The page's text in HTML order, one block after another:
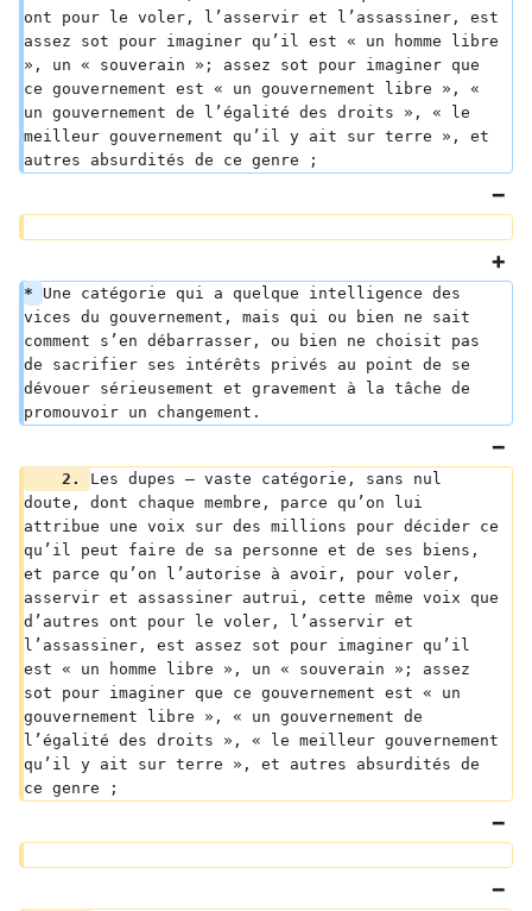
ont pour le voler, l’asservir et l’assassiner, est
assez sot pour imaginer qu’il est « un homme libre
», un « souverain »; assez sot pour imaginer que
ce gouvernement est « un gouvernement libre », «
un gouvernement de l’égalité des droits », « le
meilleur gouvernement qu’il y ait sur terre », et
autres absurdités de ce genre ;
* Une catégorie qui a quelque intelligence des
vices du gouvernement, mais qui ou bien ne sait
comment s’en débarrasser, ou bien ne choisit pas
de sacrifier ses intérêts privés au point de se
dévouer sérieusement et gravement à la tâche de
promouvoir un changement.
2. Les dupes — vaste catégorie, sans nul
doute, dont chaque membre, parce qu’on lui
attribue une voix sur des millions pour décider ce
qu’il peut faire de sa personne et de ses biens,
et parce qu’on l’autorise à avoir, pour voler,
asservir et assassiner autrui, cette même voix que
d’autres ont pour le voler, l’asservir et
l’assassiner, est assez sot pour imaginer qu’il
est « un homme libre », un « souverain »; assez
sot pour imaginer que ce gouvernement est « un
gouvernement libre », « un gouvernement de
l’égalité des droits », « le meilleur gouvernement
qu’il y ait sur terre », et autres absurdités de
ce genre ;